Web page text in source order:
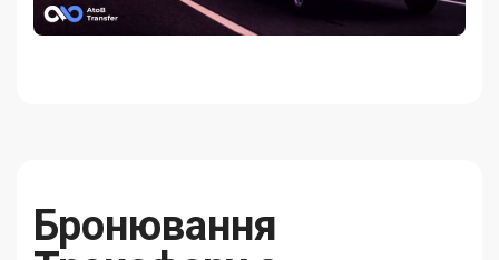
Бронювання